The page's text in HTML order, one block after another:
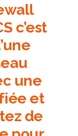
c’est
une
et
de